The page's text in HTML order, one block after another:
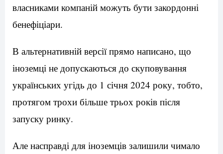
власниками компаній можуть бути закордонні
бенефіціари.
В альтернативній версії прямо написано, що
іноземці не допускаються до скуповування
українських угідь до 1 січня 2024 року, тобто,
протягом трохи більше трьох років після
запуску ринку.
Але насправді для іноземців залишили чимало